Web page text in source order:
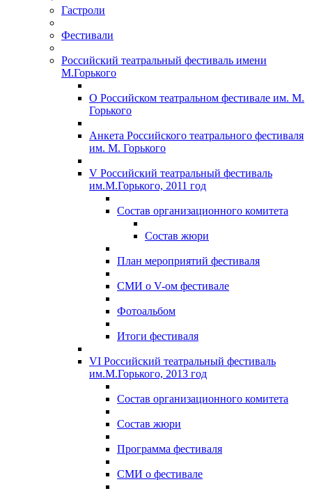
Гастроли
Фестивали
Российский театральный фестиваль имени
М.Горького
О Российском театральном фестивале им. М.
Горького
Анкета Российского театрального фестиваля
им. М. Горького
V Российский театральный фестиваль
им.М.Горького, 2011 год
Состав организационного комитета
Состав жюри
План мероприятий фестиваля
СМИ о V-ом фестивале
Фотоальбом
Итоги фестиваля
VI Российский театральный фестиваль
им.М.Горького, 2013 год
Состав организационного комитета
Состав жюри
Программа фестиваля
СМИ о фестивале